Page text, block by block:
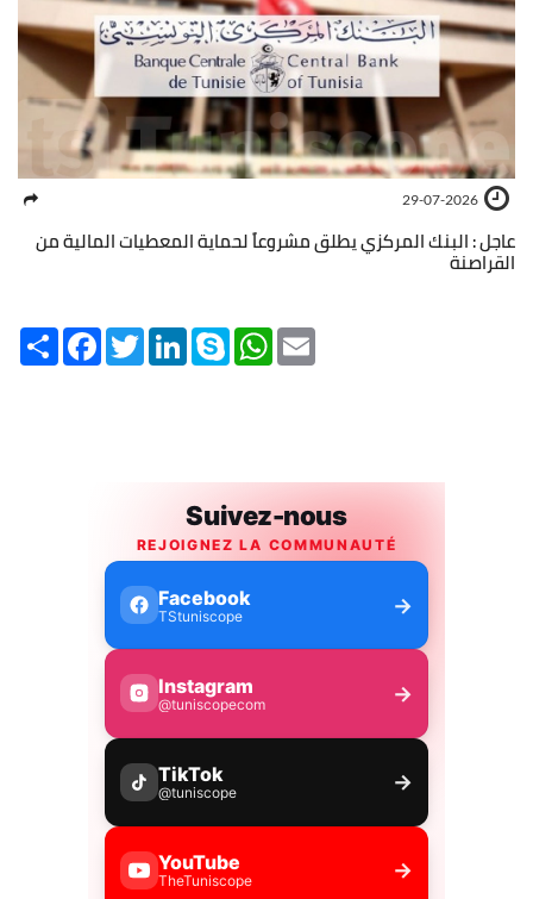
29-07-2026
عاجل : البنك المركزي يطلق مشروعاً لحماية المعطيات المالية من
القراصنة
Share FacebookTwitterLinkedInSkype WhatsApp